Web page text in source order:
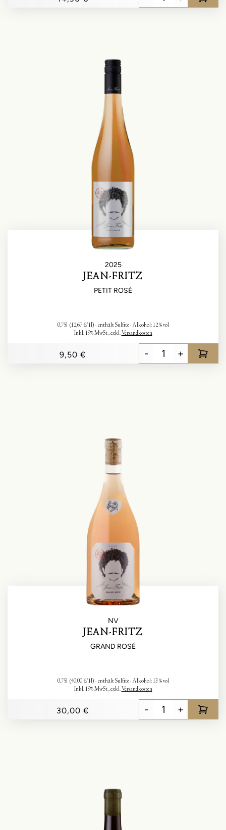
2025
JEAN-FRITZ
PETIT ROSÉ
0,75l (12,67 €/1l) enthält Sulfite Alkohol: 12 % vol
9,50 €
Inkl. 19% MwSt.,exkl. Versandkosten
- +
NV
JEAN-FRITZ
GRAND ROSÉ
0,75l (40,00 €/1l) enthält Sulfite Alkohol: 13 % vol
30,00 €
Inkl. 19% MwSt.,exkl. Versandkosten
- +